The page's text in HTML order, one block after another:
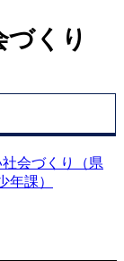
くり
会づくり（県
課）